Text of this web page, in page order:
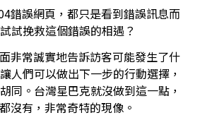
錯誤網頁，都只是看到錯誤訊息而
試挽救這個錯誤的相遇？
非常誠實地告訴訪客可能發生了什
人們可以做出下一步的行動選擇，
同。台灣星巴克就沒做到這一點，
沒有，非常奇特的現像。